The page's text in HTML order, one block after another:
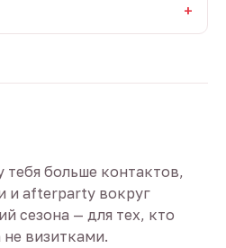
тебя больше контактов,
и afterparty вокруг
сезона — для тех, кто
визитками.